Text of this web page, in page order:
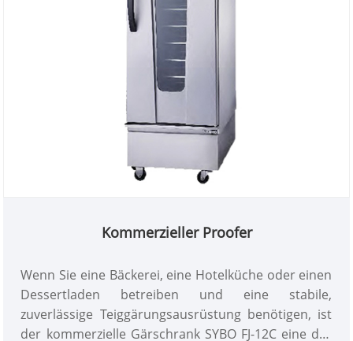
Bäckereiausrüstung entwickelt SYBO diesen
wartungsarmen Gärschrank für Bäckereien,
Hotelküchen und Catering-Geschäfte mit
vollständiger internationaler Zertifizierung, um
einen stabilen langfristigen kommerziellen Betrieb
Kommerzieller Proofer
Wenn Sie eine Bäckerei, eine Hotelküche oder einen
Dessertladen betreiben und eine stabile,
zuverlässige Teiggärungsausrüstung benötigen, ist
der kommerzielle Gärschrank SYBO FJ-12C eine der